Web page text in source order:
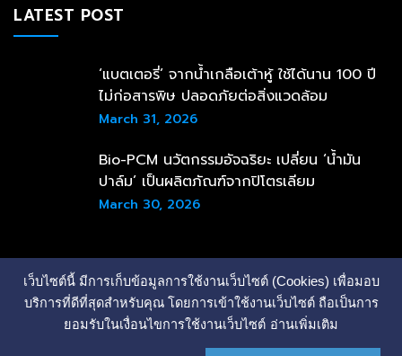
เว็บไซต์นี้ มีการเก็บข้อมูลการใช้งานเว็บไซต์ (Cookies) เพื่อมอบ
บริการที่ดีที่สุดสำหรับคุณ โดยการเข้าใช้งานเว็บไซต์ ถือเป็นการ
ยอมรับในเงื่อนไขการใช้งานเว็บไซต์ อ่านเพิ่มเติม
LATEST POST
‘แบตเตอรี่’ จากน้ำเกลือเต้าหู้ ใช้ได้นาน 100 ปี
ไม่ก่อสารพิษ ปลอดภัยต่อสิ่งแวดล้อม
March 31, 2026
Bio-PCM นวัตกรรมอัจฉริยะ เปลี่ยน ‘น้ำมัน
ปาล์ม’ เป็นผลิตภัณฑ์จากปิโตรเลียม
March 30, 2026
Copyright © 2022 คณะกรรมการพลังงานหอการค้าไทยภายใต้